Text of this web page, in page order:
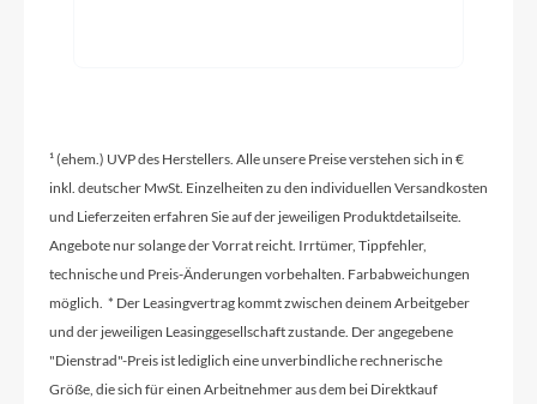
Rahmenmaterial
Aluminium
Größen Optionen des Herstellers
50cm, 56 cm
¹ (ehem.) UVP des Herstellers. Alle unsere Preise verstehen sich in €
inkl. deutscher MwSt. Einzelheiten zu den individuellen Versandkosten
und Lieferzeiten erfahren Sie auf der jeweiligen Produktdetailseite.
Angebote nur solange der Vorrat reicht. Irrtümer, Tippfehler,
technische und Preis-Änderungen vorbehalten. Farbabweichungen
möglich. * Der Leasingvertrag kommt zwischen deinem Arbeitgeber
und der jeweiligen Leasinggesellschaft zustande. Der angegebene
"Dienstrad"-Preis ist lediglich eine unverbindliche rechnerische
Größe, die sich für einen Arbeitnehmer aus dem bei Direktkauf